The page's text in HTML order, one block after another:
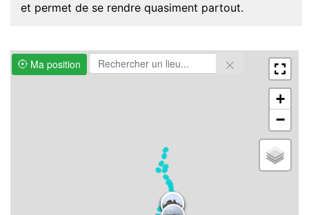
et permet de se rendre quasiment partout.
Ma position
+
−